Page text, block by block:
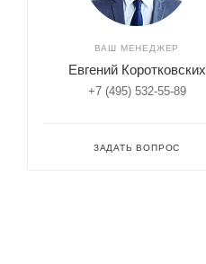
ВАШ МЕНЕДЖЕР
Евгений Коротковских
+7 (495) 532-55-89
ЗАДАТЬ ВОПРОС